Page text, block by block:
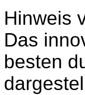
Hinweis
Das
besten